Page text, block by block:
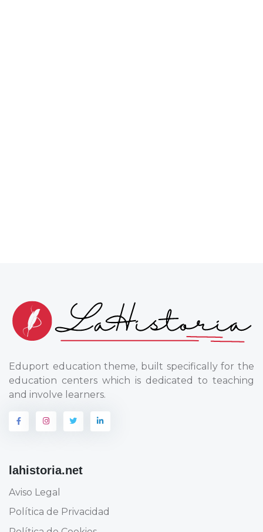
Eduport education theme, built specifically for the
education centers which is dedicated to teaching
and involve learners.
lahistoria.net
Aviso Legal
Política de Privacidad